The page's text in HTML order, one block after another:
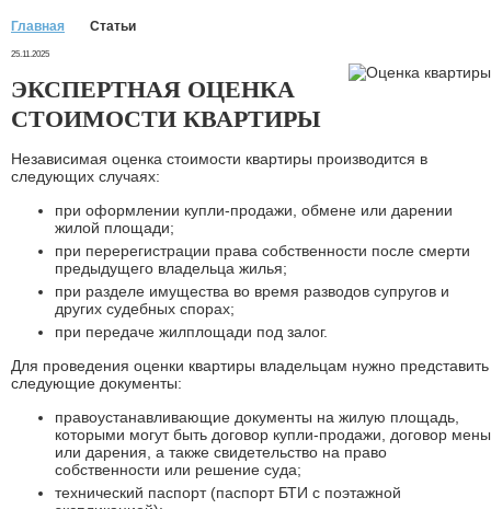
Главная Статьи
25.11.2025
ЭКСПЕРТНАЯ ОЦЕНКА
СТОИМОСТИ КВАРТИРЫ
Независимая оценка стоимости квартиры производится в
следующих случаях:
при оформлении купли-продажи, обмене или дарении
жилой площади;
при перерегистрации права собственности после смерти
предыдущего владельца жилья;
при разделе имущества во время разводов супругов и
других судебных спорах;
при передаче жилплощади под залог.
Для проведения оценки квартиры владельцам нужно представить
следующие документы:
правоустанавливающие документы на жилую площадь,
которыми могут быть договор купли-продажи, договор мены
или дарения, а также свидетельство на право
собственности или решение суда;
технический паспорт (паспорт БТИ с поэтажной